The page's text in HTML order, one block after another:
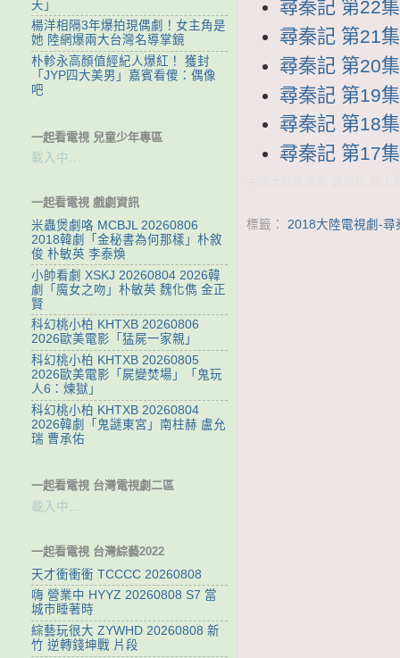
尋秦記 第22
尋秦記 第21
尋秦記 第20
尋秦記 第19
尋秦記 第18
尋秦記 第17
標籤： 2018大陸電視劇-尋
天」
楊洋相隔3年爆拍現偶劇！女主角是
她 陸網爆兩大台灣名導掌鏡
朴軫永高顏值經紀人爆紅！ 獲封
「JYP四大美男」嘉賓看傻：偶像
吧
一起看電視 兒童少年專區
載入中…
一起看電視 戲劇資訊
米蟲煲劇咯 MCBJL 20260806
2018韓劇「金秘書為何那樣」朴敘
俊 朴敏英 李泰煥
小帥看劇 XSKJ 20260804 2026韓
劇「魔女之吻」朴敏英 魏化儁 金正
賢
科幻桃小柏 KHTXB 20260806
2026歐美電影「猛屍一家親」
科幻桃小柏 KHTXB 20260805
2026歐美電影「屍變焚場」「鬼玩
人6：煉獄」
科幻桃小柏 KHTXB 20260804
2026韓劇「鬼謎東宮」南柱赫 盧允
瑞 曹承佑
一起看電視 台灣電視劇二區
載入中…
一起看電視 台灣綜藝2022
天才衝衝衝 TCCCC 20260808
嗨 營業中 HYYZ 20260808 S7 當
城市睡著時
綜藝玩很大 ZYWHD 20260808 新
竹 逆轉錢坤戰 片段